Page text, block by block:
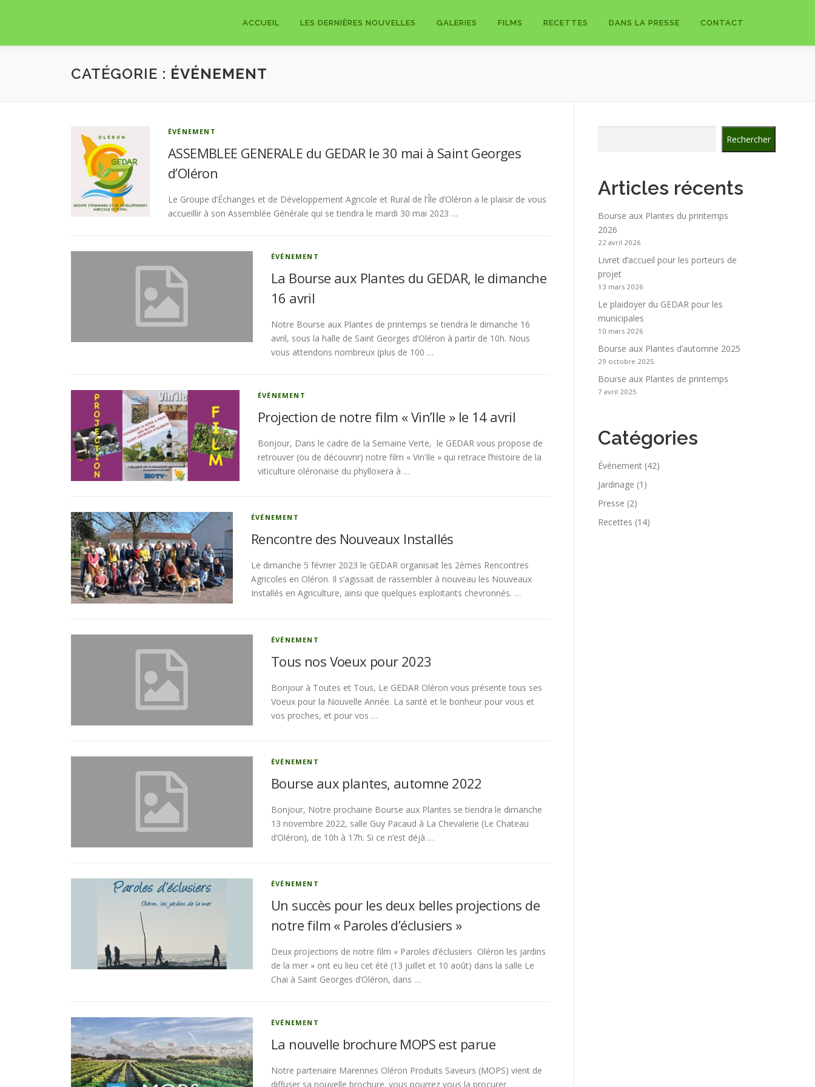
ACCUEIL LES DERNIÈRES NOUVELLES GALERIES FILMS RECETTES DANS LA PRESSE CONTACT
CATÉGORIE : ÉVÉNEMENT
ÉVÉNEMENT
ASSEMBLEE GENERALE du GEDAR le 30 mai à Saint Georges
d’Oléron
Le Groupe d’Échanges et de Développement Agricole et Rural de l’Île d’Oléron a le plaisir de vous
accueillir à son Assemblée Générale qui se tiendra le mardi 30 mai 2023 …
ÉVÉNEMENT
La Bourse aux Plantes du GEDAR, le dimanche
16 avril
Notre Bourse aux Plantes de printemps se tiendra le dimanche 16
avril, sous la halle de Saint Georges d’Oléron à partir de 10h. Nous
vous attendons nombreux (plus de 100 …
ÉVÉNEMENT
Projection de notre film « Vin’Ile » le 14 avril
Bonjour, Dans le cadre de la Semaine Verte, le GEDAR vous propose de
retrouver (ou de découvrir) notre film « Vin’Ile » qui retrace l’histoire de la
viticulture oléronaise du phylloxera à …
ÉVÉNEMENT
Rencontre des Nouveaux Installés
Le dimanche 5 février 2023 le GEDAR organisait les 2èmes Rencontres
Agricoles en Oléron. Il s’agissait de rassembler à nouveau les Nouveaux
Installés en Agriculture, ainsi que quelques exploitants chevronnés. …
ÉVÉNEMENT
Tous nos Voeux pour 2023
Bonjour à Toutes et Tous, Le GEDAR Oléron vous présente tous ses
Voeux pour la Nouvelle Année. La santé et le bonheur pour vous et
vos proches, et pour vos …
ÉVÉNEMENT
Bourse aux plantes, automne 2022
Bonjour, Notre prochaine Bourse aux Plantes se tiendra le dimanche
13 novembre 2022, salle Guy Pacaud à La Chevalerie (Le Chateau
d’Oléron), de 10h à 17h. Si ce n’est déjà …
ÉVÉNEMENT
Un succès pour les deux belles projections de
notre film « Paroles d’éclusiers »
Deux projections de notre film « Paroles d’éclusiers Oléron les jardins
de la mer » ont eu lieu cet été (13 juillet et 10 août) dans la salle Le
Chai à Saint Georges d’Oléron, dans …
ÉVÉNEMENT
La nouvelle brochure MOPS est parue
Notre partenaire Marennes Oléron Produits Saveurs (MOPS) vient de
diffuser sa nouvelle brochure. vous pourrez vous la procurer
Rechercher
Articles récents
Bourse aux Plantes du printemps
2026
22 avril 2026
Livret d’accueil pour les porteurs de
projet
13 mars 2026
Le plaidoyer du GEDAR pour les
municipales
10 mars 2026
Bourse aux Plantes d’automne 2025
29 octobre 2025
Bourse aux Plantes de printemps
7 avril 2025
Catégories
Événement (42)
Jardinage (1)
Presse (2)
Recettes (14)